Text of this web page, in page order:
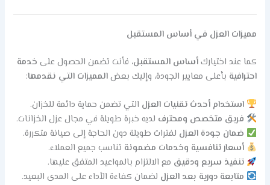
مميزات العزل في أساس المستقبل
كما عند اختياركأساس المستقبل، فأنت تضمن الحصول على خدمة
احترافية بأعلى معايير الجودة، وإليك بعضالمميزات التي نقدمها:
استخدام أحدث تقنيات العزل التي تضمن حماية دائمة للخزان.
فريق متخصص ومحترف لديه خبرة طويلة في مجال عزل الخزانات.
ضمان جودة العزل لفترات طويلة دون الحاجة إلى صيانة متكررة.
أسعار تنافسية وخدمات مضمونة تناسب جميع العملاء.
تنفيذ سريع ودقيق مع الالتزام بالمواعيد المتفق عليها.
متابعة دورية بعد العزل لضمان كفاءة الأداء على المدى البعيد.